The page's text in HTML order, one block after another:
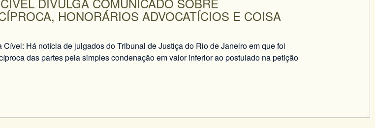
HONORÁRIOS ADVOCATÍCIOS E COISA
Há notícia de julgados do Tribunal de Justiça do Rio de Janeiro em que foi
das partes pela simples condenação em valor inferior ao postulado na petição